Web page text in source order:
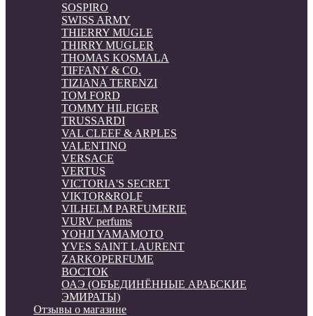
SOSPIRO
SWISS ARMY
THIERRY MUGLE
THIRRY MUGLER
THOMAS KOSMALA
TIFFANY & CO.
TIZIANA TERENZI
TOM FORD
TOMMY HILFIGER
TRUSSARDI
VAL CLEEF & ARPLES
VALENTINO
VERSACE
VERTUS
VICTORIA'S SECRET
VIKTOR&ROLF
VILHELM PARFUMERIE
VURV perfums
YOHJI YAMAMOTO
YVES SAINT LAURENT
ZARKOPERFUME
ВОСТОК
ОАЭ (ОБЪЕДИНЁННЫЕ АРАБСКИЕ
ЭМИРАТЫ)
Отзывы о магазине